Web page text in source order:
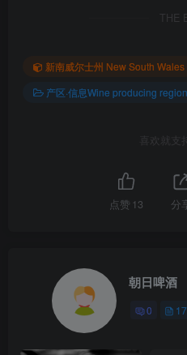
THE
新南威尔士州 New South Wales
产区·信息Wine producing
喜欢就支
点赞 13 分
朝日啤酒
0 17